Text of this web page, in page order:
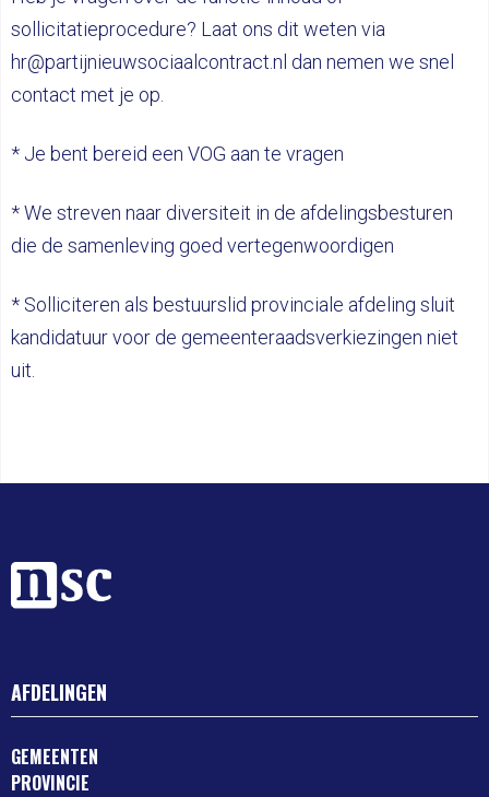
sollicitatieprocedure? Laat ons dit weten via
hr@partijnieuwsociaalcontract.nl dan nemen we snel
contact met je op.
* Je bent bereid een VOG aan te vragen
* We streven naar diversiteit in de afdelingsbesturen
die de samenleving goed vertegenwoordigen
* Solliciteren als bestuurslid provinciale afdeling sluit
kandidatuur voor de gemeenteraadsverkiezingen niet
uit.
AFDELINGEN
GEMEENTEN
PROVINCIE